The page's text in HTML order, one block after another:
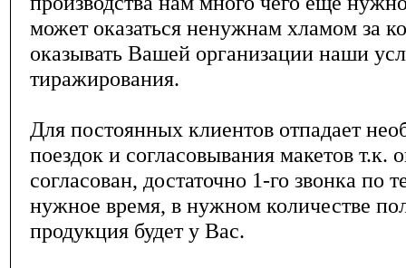
может оказаться ненужнам хламом за
оказывать Вашей организации наши
тиражирования.
Для постоянных клиентов отпадает
поездок и согласовывания макетов т.к.
согласован, достаточно 1-го звонка по
нужное время, в нужном количестве
продукция будет у Вас.